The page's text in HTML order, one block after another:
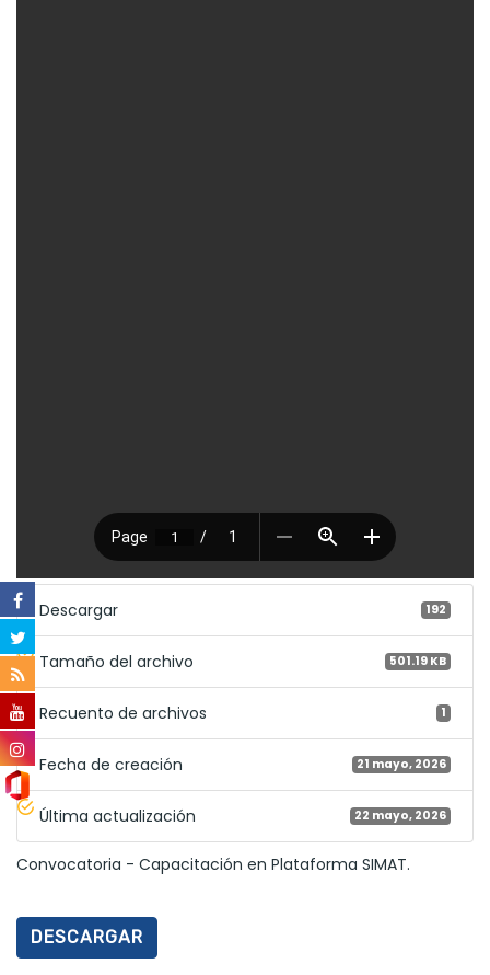
Descargar 192
Tamaño del archivo 501.19 KB
Recuento de archivos 1
Fecha de creación 21 mayo, 2026
Última actualización 22 mayo, 2026
Convocatoria - Capacitación en Plataforma SIMAT.
DESCARGAR